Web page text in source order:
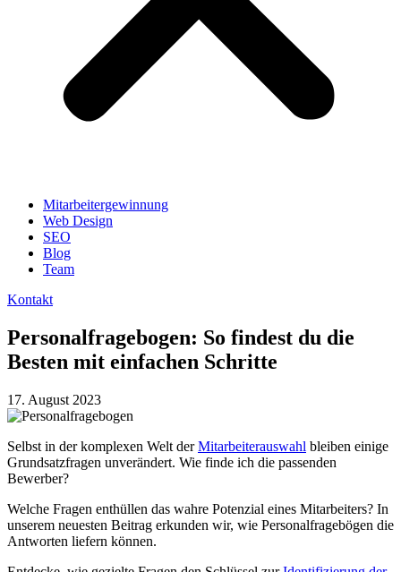
Mitarbeitergewinnung
Web Design
SEO
Blog
Team
Kontakt
Personalfragebogen: So findest du die
Besten mit einfachen Schritte
17. August 2023
Selbst in der komplexen Welt derMitarbeiterauswahl bleiben einige
Grundsatzfragen unverändert. Wie finde ich die passenden
Bewerber?
Welche Fragen enthüllen das wahre Potenzial eines Mitarbeiters? In
unserem neuesten Beitrag erkunden wir, wie Personalfragebögen die
Antworten liefern können.